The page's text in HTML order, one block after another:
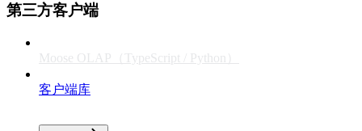
第三方客户端
Moose OLAP（TypeScript / Python）
客户端库